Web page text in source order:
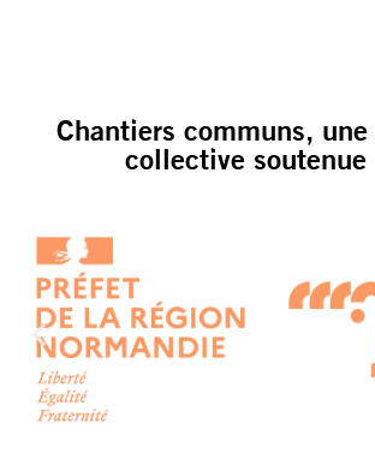
Chantiers communs, une
collective soutenue